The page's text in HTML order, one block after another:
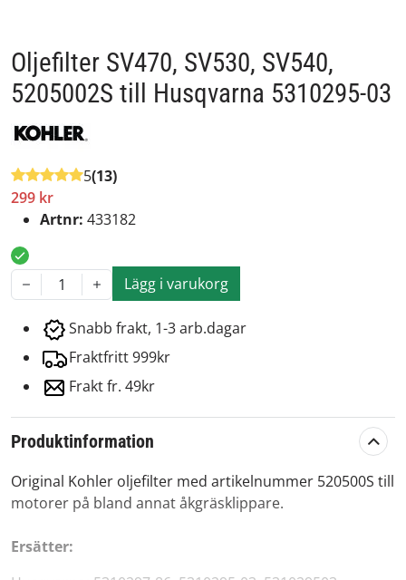
Oljefilter SV470, SV530, SV540,
5205002S till Husqvarna 5310295-03
5(13)
299 kr
Artnr: 433182
1 Lägg i varukorg
Snabb frakt, 1-3 arb.dagar
Fraktfritt 999kr
Frakt fr. 49kr
Produktinformation
Original Kohler oljefilter med artikelnummer 520500S till
motorer på bland annat åkgräsklippare.
Ersätter: